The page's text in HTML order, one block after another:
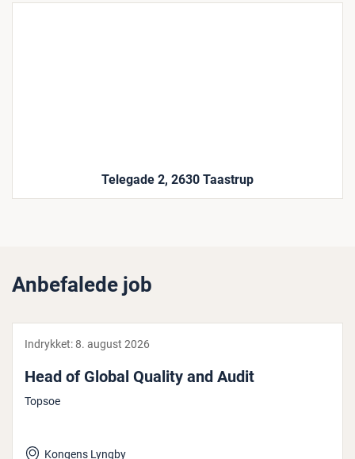
Telegade 2, 2630 Taastrup
Anbefalede job
Indrykket:8. august 2026
Head of Global Quality and Audit
Topsoe
Kongens Lyngby